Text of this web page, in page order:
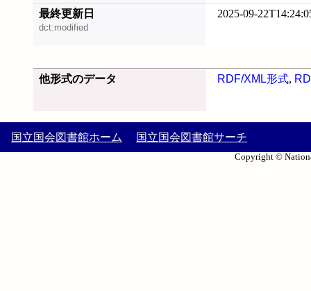
最終更新日
dct:modified
2025-09-
他形式のデータ RDF/XML形式,
国立国会図書館ホーム 国立国会図書館サーチ
Copyright ©